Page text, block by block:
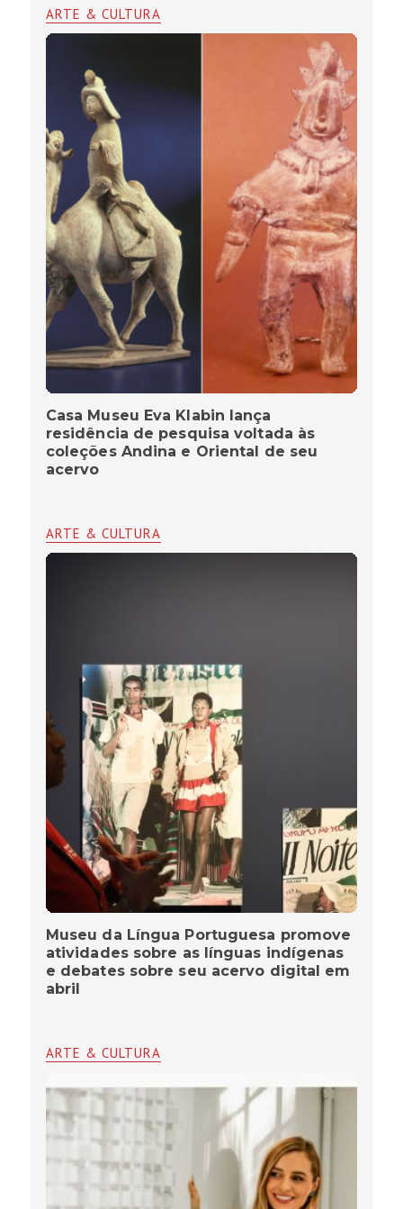
ARTE & CULTURA
Casa Museu Eva Klabin lança
residência de pesquisa voltada às
coleções Andina e Oriental de seu
acervo
ARTE & CULTURA
Museu da Língua Portuguesa promove
atividades sobre as línguas indígenas
e debates sobre seu acervo digital em
abril
ARTE & CULTURA